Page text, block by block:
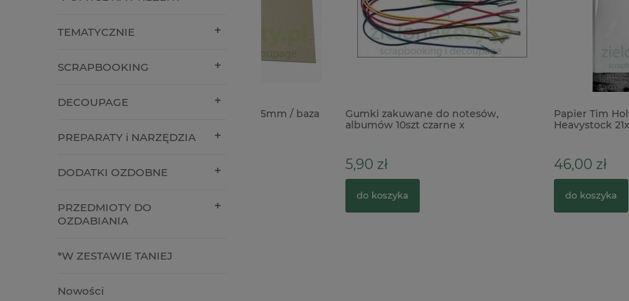
TEMATYCZNIE
SCRAPBOOKING
DECOUPAGE
PREPARATY i NARZĘDZIA
DODATKI OZDOBNE
PRZEDMIOTY DO
OZDABIANIA
*W ZESTAWIE TANIEJ
Nowości
Gumki zakuwane do notesów,
albumów 10szt czarne x
Papier Tim Holtz Distress
Heavystock 21x29cm / 10szt